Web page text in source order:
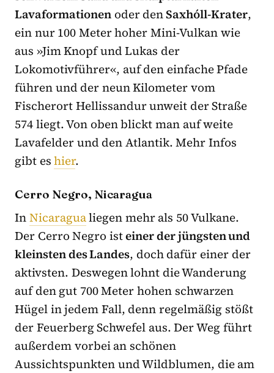
Lavaformationen oder denSaxhóll-Krater,
ein nur 100 Meter hoher Mini-Vulkan wie
aus »Jim Knopf und Lukas der
Lokomotivführer«, auf den einfache Pfade
führen und der neun Kilometer vom
Fischerort Hellissandur unweit der Straße
574 liegt. Von oben blickt man auf weite
Lavafelder und den Atlantik. Mehr Infos
gibt eshier.
Cerro Negro, Nicaragua
InNicaragualiegen mehr als 50 Vulkane.
Der Cerro Negro isteiner der jüngsten und
kleinsten des Landes, doch dafür einer der
aktivsten. Deswegen lohnt die Wanderung
auf den gut 700 Meter hohen schwarzen
Hügel in jedem Fall, denn regelmäßig stößt
der Feuerberg Schwefel aus. Der Weg führt
außerdem vorbei an schönen
Aussichtspunkten und Wildblumen, die am